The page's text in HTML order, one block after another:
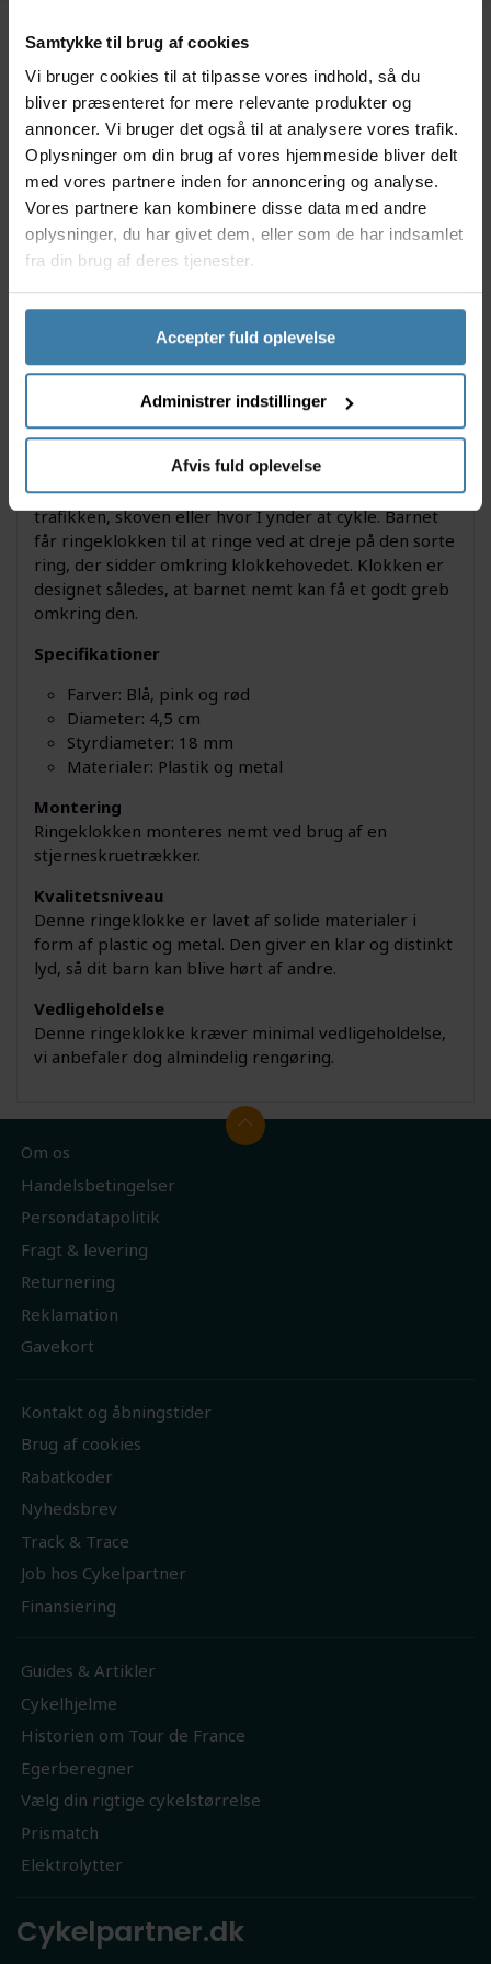
Samtykke til brug af cookies
Vi bruger cookies til at tilpasse vores indhold, så du
bliver præsenteret for mere relevante produkter og
annoncer. Vi bruger det også til at analysere vores trafik.
Oplysninger om din brug af vores hjemmeside bliver delt
med vores partnere inden for annoncering og analyse.
Vores partnere kan kombinere disse data med andre
oplysninger, du har givet dem, eller som de har indsamlet
fra din brug af deres tjenester.
Accepter fuld oplevelse
Administrer indstillinger
Afvis fuld oplevelse
Dokumenter
Puky har udviklet denne ringeklokke specifikt til
montering på deres løbecykler; Pukylino, Wutsch og
Fitsch. Ringeklokken er ikke alene et nyttigt redskab
til at øge dit barns sikkerhed, den er også god sjov
for de mindste børn. Så med en ringeklokke på
løbecyklen kan balancen nu udfordres endnu mere,
Den forefindes i tre skønne farver, som er tiltalende
Anvendelse
Ringeklokken er ikke kun kompatibel med
selvfølgelig kompatibel med cykler, der har en
styrdiameter på 18 mm. Klokkens klare og høje klang
gør, at dit barn kan gøre opmærksom på sig selv i
trafikken, skoven eller hvor I ynder at cykle. Barnet
får ringeklokken til at ringe ved at dreje på den sorte
ring, der sidder omkring klokkehovedet. Klokken er
designet således, at barnet nemt kan få et godt greb
omkring den.
Specifikationer
Farver: Blå, pink og rød
Diameter: 4,5 cm
Styrdiameter: 18 mm
Materialer: Plastik og metal
Montering
Ringeklokken monteres nemt ved brug af en
stjerneskruetrækker.
Kvalitetsniveau
Denne ringeklokke er lavet af solide materialer i
form af plastic og metal. Den giver en klar og distinkt
lyd, så dit barn kan blive hørt af andre.
Vedligeholdelse
Denne ringeklokke kræver minimal vedligeholdelse,
vi anbefaler dog almindelig rengøring.
Om os
Handelsbetingelser
Persondatapolitik
Fragt & levering
Returnering
Reklamation
Gavekort
Kontakt og åbningstider
Brug af cookies
Rabatkoder
Nyhedsbrev
Track & Trace
Job hos Cykelpartner
Finansiering
Guides & Artikler
Cykelhjelme
Historien om Tour de France
Egerberegner
Vælg din rigtige cykelstørrelse
Prismatch
Elektrolytter
Cykelpartner.dk